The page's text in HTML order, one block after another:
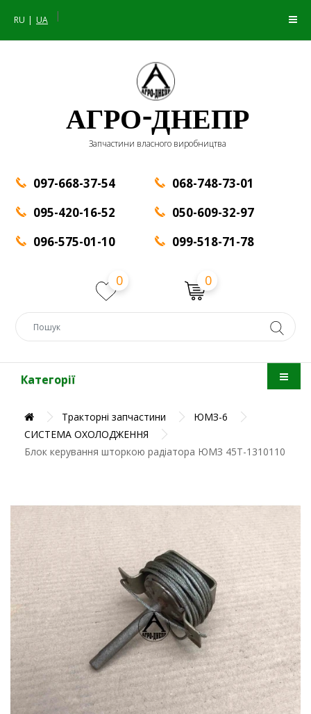
RU UA |
АГРО-ДНЕПР
Запчастини власного виробництва
097-668-37-54
095-420-16-52
096-575-01-10
068-748-73-01
050-609-32-97
099-518-71-78
0 0
Категорії
Тракторні запчастини
ЮМЗ-6
СИСТЕМА ОХОЛОДЖЕННЯ
Блок керування шторкою радіатора ЮМЗ 45Т-1310110